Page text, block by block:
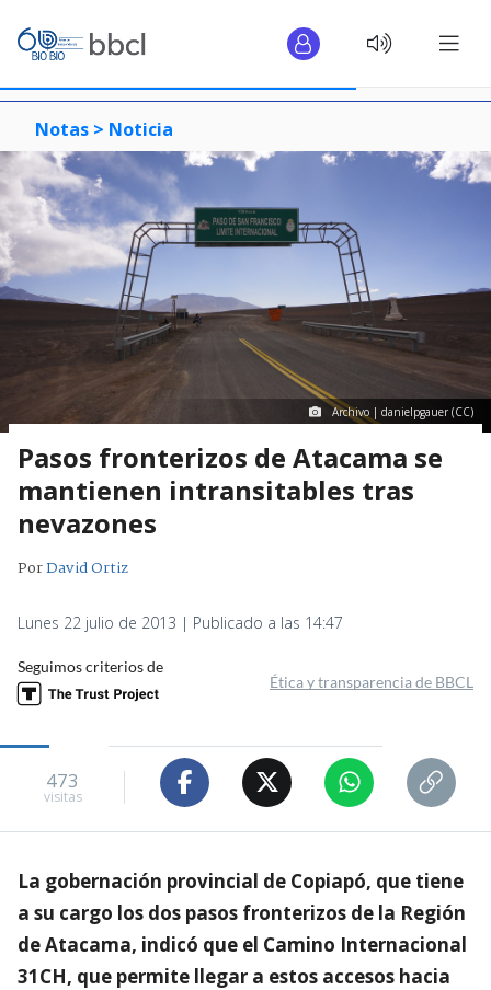
Notas > Noticia
Archivo | danielpgauer (CC)
Pasos fronterizos de Atacama se
mantienen intransitables tras
nevazones
PorDavid Ortiz
Lunes 22 julio de 2013 | Publicado a las 14:47
Seguimos criterios de
Ética y transparencia de BBCL
473
visitas
La gobernación provincial de Copiapó, que tiene
a su cargo los dos pasos fronterizos de la Región
de Atacama, indicó que el Camino Internacional
31CH, que permite llegar a estos accesos hacia